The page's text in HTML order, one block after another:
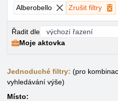
Alberobello
Zrušit filtry
Řadit dle
Moje aktovka
Jednoduché filtry: (pro
vyhledávání výše)
Místo: